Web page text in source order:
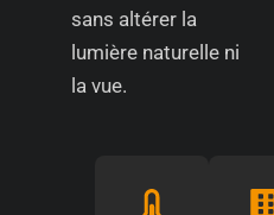
sans altérer la
lumière naturelle ni
la vue.